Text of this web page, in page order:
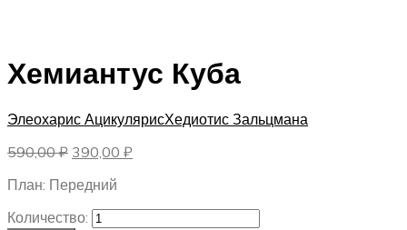
Хемиантус Куба
Элеохарис АцикулярисХедиотис Зальцмана
590,00₽ Первоначальная
составляла
590,00 ₽.
390,00 ₽
План: Передний
Количество: